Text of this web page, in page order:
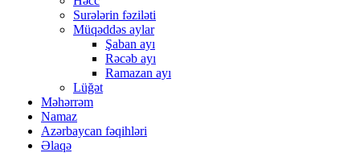
Surələrin fəziləti
Müqəddəs aylar
Şaban ayı
Rəcəb ayı
Ramazan ayı
Lüğət
Məhərrəm
Namaz
Azərbaycan fəqihləri
Əlaqə